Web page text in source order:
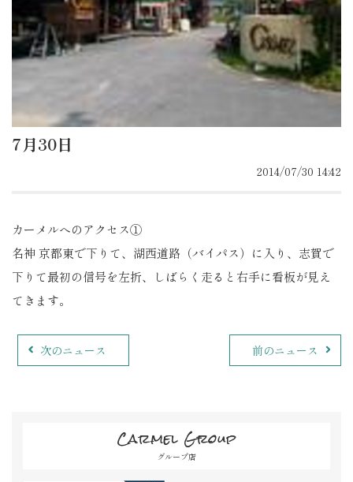
7月30日
2014/07/30 14:42
カーメルへのアクセス①
名神 京都東で下りて、湖西道路（バイパス）に入り、志賀で
下りて最初の信号を左折、しばらく走ると右手に看板が見え
てきます。
次のニュース 前のニュース
Carmel Group
グループ店